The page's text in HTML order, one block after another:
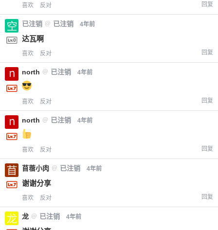
喜欢 反对 回复
已注销 @ 已注销 4年前
达瓦啊
喜欢 反对 回复
north @ 已注销 4年前
喜欢 反对 回复
north @ 已注销 4年前
喜欢 反对 回复
苜蓿小肉 @ 已注销 4年前
谢谢分享
喜欢 反对 回复
龙 @ 已注销 4年前